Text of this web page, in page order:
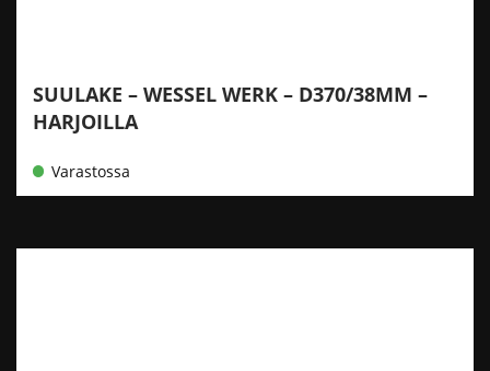
SUULAKE – WESSEL WERK – D370/38MM –
HARJOILLA
Varastossa